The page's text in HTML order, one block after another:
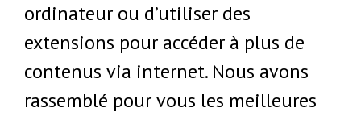
ordinateur ou d’utiliser des
extensions pour accéder à plus de
contenus via internet. Nous avons
rassemblé pour vous les meilleures